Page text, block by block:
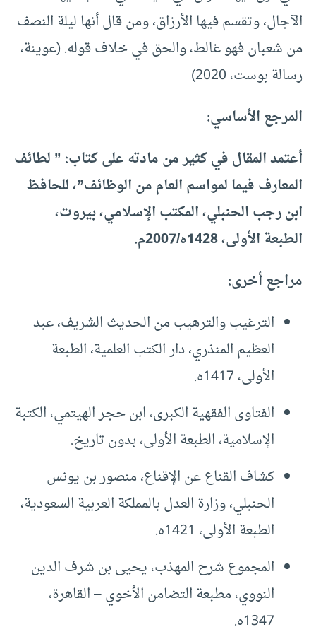
الآجال، وتقسم فيها الأرزاق، ومن قال أنها ليلة النصف
من شعبان فهو غالط، والحق في خلاف قوله. (عوينة،
رسالة بوست، 2020)
المرجع الأساسي:
أعتمد المقال في كثير من مادته على كتاب: ” لطائف
المعارف فيما لمواسم العام من الوظائف”، للحافظ
ابن رجب الحنبلي، المكتب الإسلامي، بيروت،
الطبعة الأولى، 1428ه/2007م.
مراجع أخرى:
الترغيب والترهيب من الحديث الشريف، عبد
العظيم المنذري، دار الكتب العلمية، الطبعة
الأولى، 1417ه.
الفتاوى الفقهية الكبرى، ابن حجر الهيتمي، الكتبة
الإسلامية، الطبعة الأولى، بدون تاريخ.
كشاف القناع عن الإقناع، منصور بن يونس
الحنبلي، وزارة العدل بالمملكة العربية السعودية،
الطبعة الأولى، 1421ه.
المجموع شرح المهذب، يحيى بن شرف الدين
النووي، مطبعة التضامن الأخوي – القاهرة،
1347ه.